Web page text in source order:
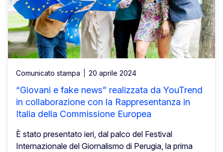
Comunicato stampa 20 aprile 2024
“Giovani e fake news” realizzata da YouTrend
in collaborazione con la Rappresentanza in
Italia della Commissione Europea
È stato presentato ieri, dal palco del Festival
Internazionale del Giornalismo di Perugia, la prima